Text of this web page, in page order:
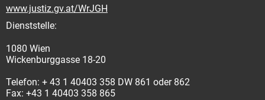
www.justiz.gv.at/WrJGH
Dienststelle:
1080 Wien
Wickenburggasse 18-20
Telefon: + 43 1 40403 358 DW 861 oder 862
Fax: +43 1 40403 358 865